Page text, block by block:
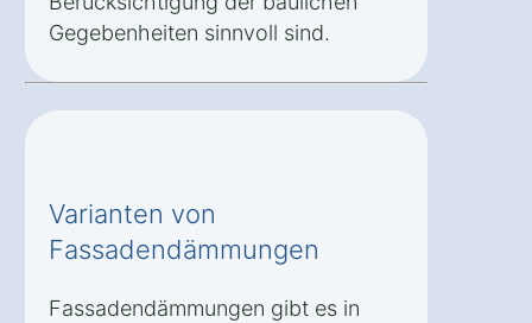
Gegebenheiten sinnvoll sind.
Varianten von
Fassadendämmungen
Fassadendämmungen gibt es in